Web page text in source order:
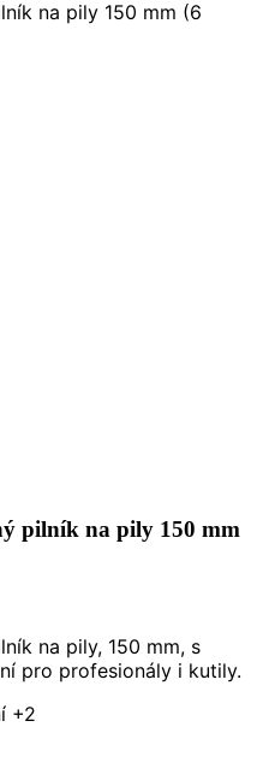
na pily 150 mm (6
pilník na pily 150 mm
na pily, 150 mm, s
pro profesionály i kutily.
+2